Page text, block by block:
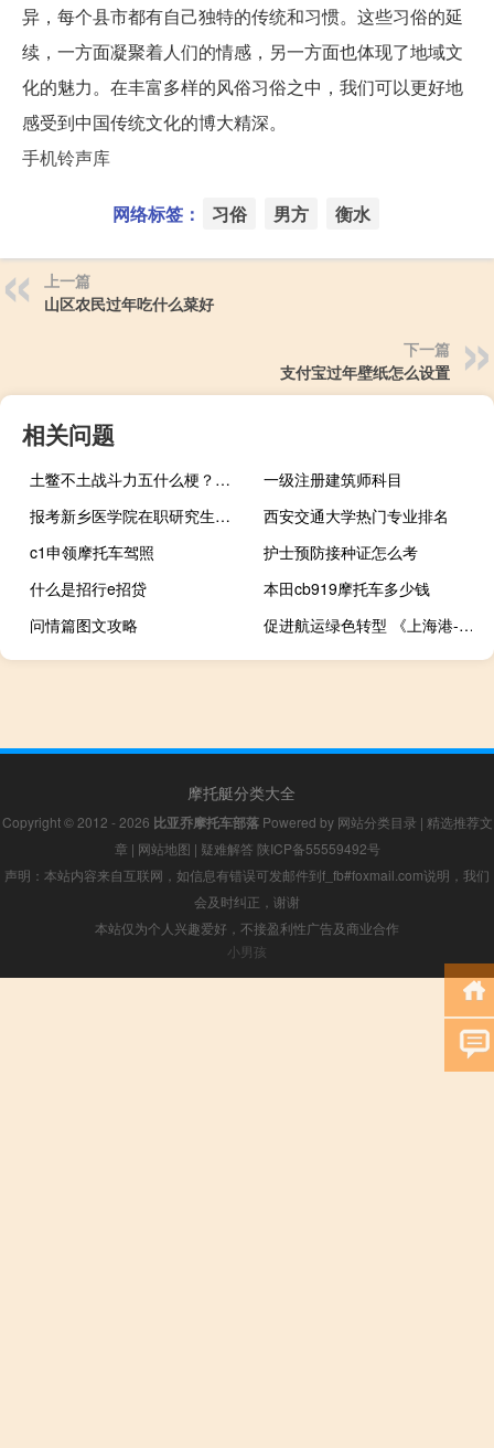
异，每个县市都有自己独特的传统和习惯。这些习俗的延
续，一方面凝聚着人们的情感，另一方面也体现了地域文
化的魅力。在丰富多样的风俗习俗之中，我们可以更好地
感受到中国传统文化的博大精深。
手机铃声库
网络标签： 习俗 男方 衡水
上一篇
山区农民过年吃什么菜好
下一篇
支付宝过年壁纸怎么设置
相关问题
土鳖不土战斗力五什么梗？土鳖不土战斗力五是什么意思什么梗
一级注册建筑师科目
报考新乡医学院在职研究生考试一般有几次机会
西安交通大学热门专业排名
c1申领摩托车驾照
护士预防接种证怎么考
什么是招行e招贷
本田cb919摩托车多少钱
问情篇图文攻略
促进航运绿色转型 《上海港-洛杉矶港绿色航运走廊实施计划纲要》发布
摩托艇分类大全
Copyright © 2012 - 2026 比亚乔摩托车部落Powered by 网站分类目录 | 精选推荐文
章 | 网站地图 | 疑难解答 陕ICP备55559492号
声明：本站内容来自互联网，如信息有错误可发邮件到f_fb#foxmail.com说明，我们
会及时纠正，谢谢
本站仅为个人兴趣爱好，不接盈利性广告及商业合作
小男孩